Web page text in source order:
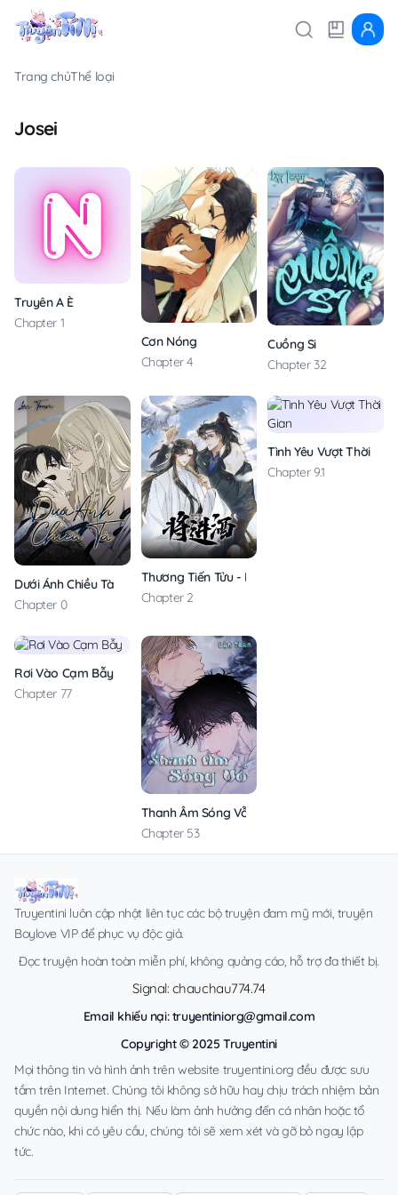
Trang chủThể loại
Josei
Truyên A È
Chapter 1
Cơn Nóng
Chapter 4
Cuồng Si
Chapter 32
Dưới Ánh Chiều Tà
Chapter 0
Thương Tiến Tửu - Lặn Team
Chapter 2
Tình Yêu Vượt Thời Gian
Chapter 9.1
Rơi Vào Cạm Bẫy
Chapter 77
Thanh Âm Sóng Vỗ
Chapter 53
Truyentini luôn cập nhật liên tục các bộ truyện đam mỹ mới, truyện
Boylove VIP để phục vụ độc giả.
Đọc truyện hoàn toàn miễn phí, không quảng cáo, hỗ trợ đa thiết bị.
Signal: chauchau774.74
Email khiếu nại:truyentiniorg@gmail.com
Copyright © 2025 Truyentini
Mọi thông tin và hình ảnh trên website truyentini.org đều được sưu
tầm trên Internet. Chúng tôi không sở hữu hay chịu trách nhiệm bản
quyền nội dung hiển thị. Nếu làm ảnh hưởng đến cá nhân hoặc tổ
chức nào, khi có yêu cầu, chúng tôi sẽ xem xét và gỡ bỏ ngay lập
tức.